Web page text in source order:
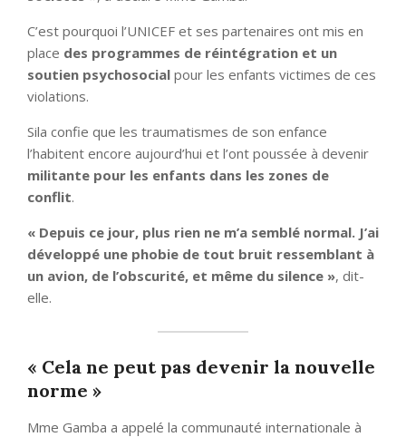
C’est pourquoi l’UNICEF et ses partenaires ont mis en
place des programmes de réintégration et un
soutien psychosocial pour les enfants victimes de ces
violations.
Sila confie que les traumatismes de son enfance
l’habitent encore aujourd’hui et l’ont poussée à devenir
militante pour les enfants dans les zones de
conflit.
« Depuis ce jour, plus rien ne m’a semblé normal. J’ai
développé une phobie de tout bruit ressemblant à
un avion, de l’obscurité, et même du silence », dit-
elle.
« Cela ne peut pas devenir la nouvelle
norme »
Mme Gamba a appelé la communauté internationale à